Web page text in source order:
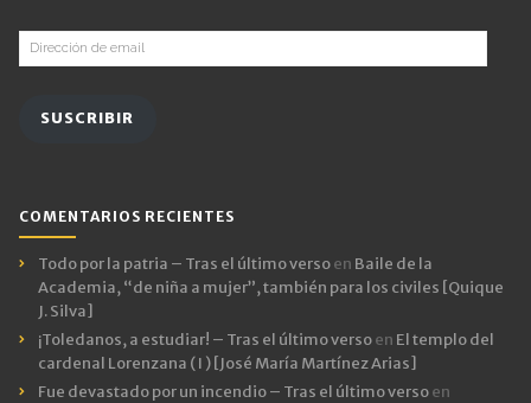
Dirección
de
SUSCRIBIR
COMENTARIOS RECIENTES
Todo por la patria – Tras el último versoen Baile de la
Academia, “de niña a mujer”, también para los civiles [Quique
J. Silva]
¡Toledanos, a estudiar! – Tras el último versoen El templo del
cardenal Lorenzana ( I ) [José María Martínez Arias]
Fue devastado por un incendio – Tras el último versoen